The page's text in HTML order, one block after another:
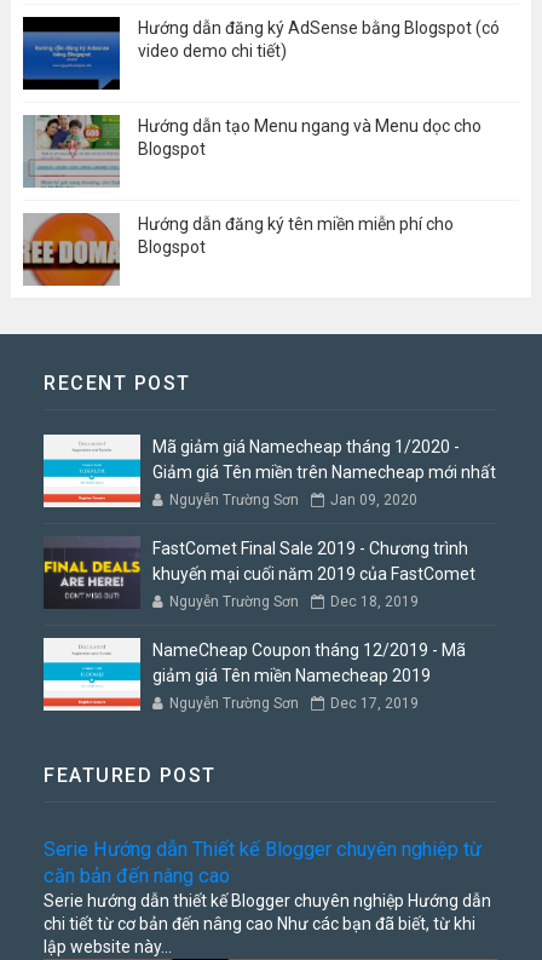
Hướng dẫn đăng ký AdSense bằng Blogspot (có
video demo chi tiết)
Hướng dẫn tạo Menu ngang và Menu dọc cho
Blogspot
Hướng dẫn đăng ký tên miền miễn phí cho
Blogspot
RECENT POST
Mã giảm giá Namecheap tháng 1/2020 -
Giảm giá Tên miền trên Namecheap mới nhất
Nguyễn Trường Sơn Jan 09, 2020
FastComet Final Sale 2019 - Chương trình
khuyến mại cuối năm 2019 của FastComet
Nguyễn Trường Sơn Dec 18, 2019
NameCheap Coupon tháng 12/2019 - Mã
giảm giá Tên miền Namecheap 2019
Nguyễn Trường Sơn Dec 17, 2019
FEATURED POST
Serie Hướng dẫn Thiết kế Blogger chuyên nghiệp từ
căn bản đến nâng cao
Serie hướng dẫn thiết kế Blogger chuyên nghiệp Hướng dẫn
chi tiết từ cơ bản đến nâng cao Như các bạn đã biết, từ khi
lập website này...